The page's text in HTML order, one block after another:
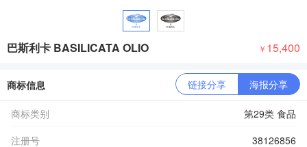
巴斯利卡 BASILICATA OLIO ￥ 15,400
商标信息 链接分享 海报分享
商标类别
第29类 食品
注册号
38126856